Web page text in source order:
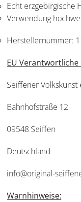
Echt erzgebirgische
Verwendung
Herstellernummer:
EU Verantwortliche
Seiffener Volkskunst
Bahnhofstraße 12
09548 Seiffen
Deutschland
info@original-
Warnhinweise: